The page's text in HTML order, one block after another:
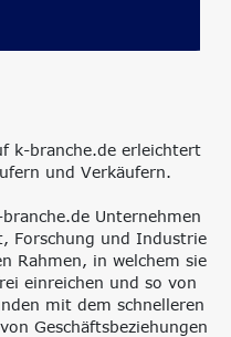
k-branche.de erleichtert
und Verkäufern.
Unternehmen
Forschung und Industrie
Rahmen, in welchem sie
einreichen und so von
mit dem schnelleren
Geschäftsbeziehungen